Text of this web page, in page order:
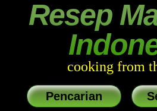
Resep
cooking from
Pencarian